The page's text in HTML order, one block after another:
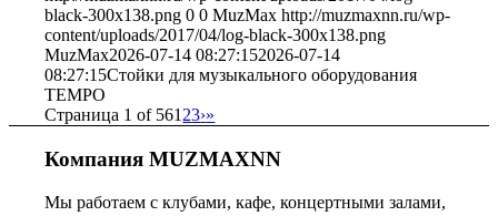
black-300x138.png 0 0 MuzMax http://muzmaxnn.ru/wp-
content/uploads/2017/04/log-black-300x138.png
MuzMax2026-07-14 08:27:152026-07-14
08:27:15Стойки для музыкального оборудования
TEMPO
Страница 1 of 561 23›»
Компания MUZMAXNN
Мы работаем с клубами, кафе, концертными залами,